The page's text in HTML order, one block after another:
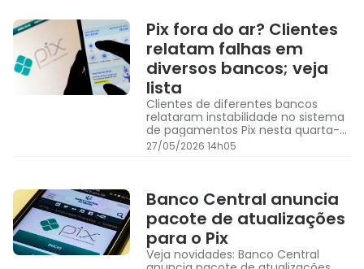
Pix fora do ar? Clientes
relatam falhas em
diversos bancos; veja
lista
Clientes de diferentes bancos
relataram instabilidade no sistema
de pagamentos Pix nesta quarta-
feira (27)
27/05/2026 14h05
Banco Central anuncia
pacote de atualizações
para o Pix
Veja novidades: Banco Central